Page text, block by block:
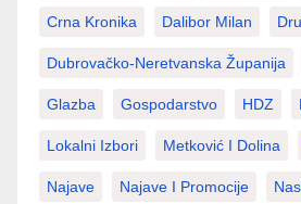
Crna Kronika Dalibor Milan
Dubrovačko-Neretvanska Županija
Glazba Gospodarstvo HDZ
Lokalni Izbori Metković I Dolina
Najave Najave I Promocije